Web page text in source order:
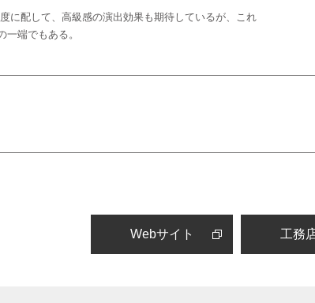
に配して、高級感の演出効果も期待しているが、これ
端でもある。
Webサイト 工務